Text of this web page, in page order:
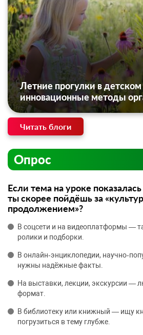
Летние прогулки в детском
инновационные методы
Читать блоги
Опрос
Если тема на уроке
ты скорее пойдёшь за
продолжением»?
В соцсети и на видеоплатформы —
ролики и подборки.
В онлайн‑энциклопедии,
нужны надёжные факты.
На выставки, лекции, экскурсии —
формат.
В библиотеку или книжный — ищу
погрузиться в тему глубже.